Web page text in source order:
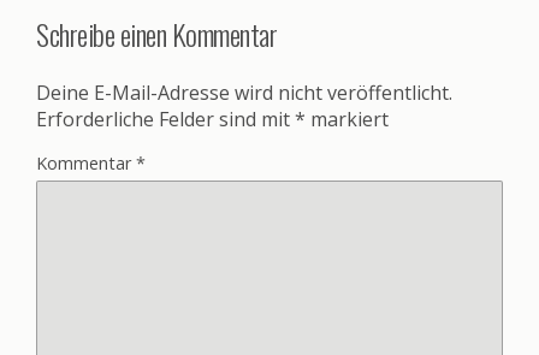
Schreibe einen Kommentar
Deine E-Mail-Adresse wird nicht veröffentlicht.
Erforderliche Felder sind mit* markiert
Kommentar*